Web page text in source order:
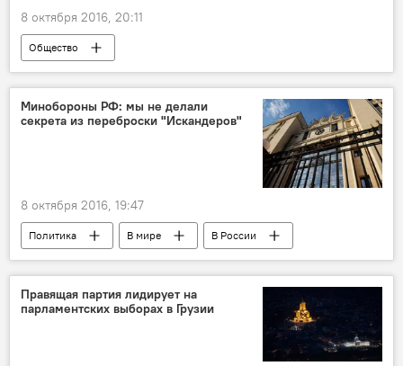
8 октября 2016, 20:11
Общество
Минобороны РФ: мы не делали
секрета из переброски "Искандеров"
8 октября 2016, 19:47
Политика В мире В России
Правящая партия лидирует на
парламентских выборах в Грузии